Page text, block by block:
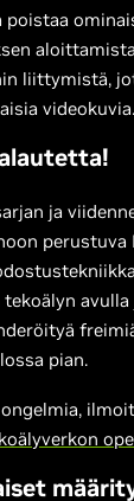
poistaa
liittymistä,
videokuvia.
ja
perustuva
pian.